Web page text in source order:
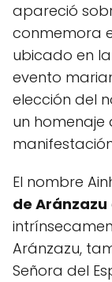
apareció
conmemora
ubicado en
evento
elección del
un homenaje
El nombre
de Aránzazu
Aránzazu,
Señora del